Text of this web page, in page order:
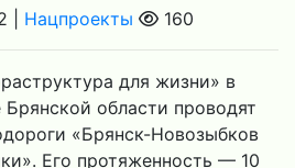
| Нацпроекты 160
для жизни» в
области проводят
«Брянск-Новозыбков
Его протяженность — 10